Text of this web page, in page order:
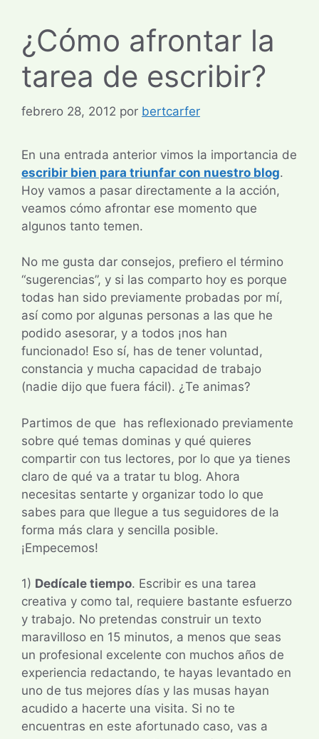
¿Cómo afrontar la
tarea de escribir?
febrero 28, 2012 por bertcarfer
En una entrada anterior vimos la importancia de
escribir bien para triunfar con nuestro blog.
Hoy vamos a pasar directamente a la acción,
veamos cómo afrontar ese momento que
algunos tanto temen.
No me gusta dar consejos, prefiero el término
“sugerencias”, y si las comparto hoy es porque
todas han sido previamente probadas por mí,
así como por algunas personas a las que he
podido asesorar, y a todos ¡nos han
funcionado! Eso sí, has de tener voluntad,
constancia y mucha capacidad de trabajo
(nadie dijo que fuera fácil). ¿Te animas?
Partimos de que has reflexionado previamente
sobre qué temas dominas y qué quieres
compartir con tus lectores, por lo que ya tienes
claro de qué va a tratar tu blog. Ahora
necesitas sentarte y organizar todo lo que
sabes para que llegue a tus seguidores de la
forma más clara y sencilla posible.
¡Empecemos!
1) Dedícale tiempo. Escribir es una tarea
creativa y como tal, requiere bastante esfuerzo
y trabajo. No pretendas construir un texto
maravilloso en 15 minutos, a menos que seas
un profesional excelente con muchos años de
experiencia redactando, te hayas levantado en
uno de tus mejores días y las musas hayan
acudido a hacerte una visita. Si no te
encuentras en este afortunado caso, vas a